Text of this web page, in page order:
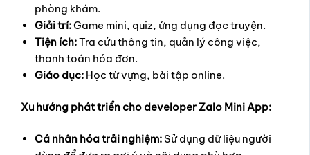
phòng khám.
Giải trí:Game mini, quiz, ứng dụng đọc truyện.
Tiện ích:Tra cứu thông tin, quản lý công việc,
thanh toán hóa đơn.
Giáo dục: Học từ vựng, bài tập online.
Xu hướng phát triển cho developer Zalo Mini App:
Cá nhân hóa trải nghiệm: Sử dụng dữ liệu người